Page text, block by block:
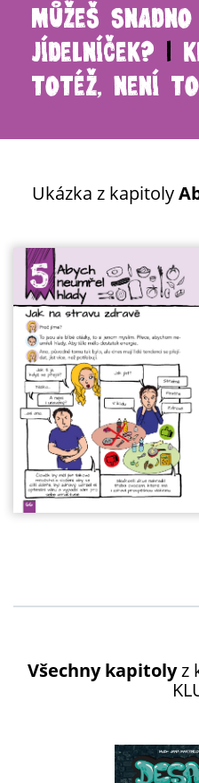
MŮŽEŠ
JÍDELNÍČEK?
TOTÉŽ, NENÍ
Ukázka z kapitoly
Všechny kapitolyz